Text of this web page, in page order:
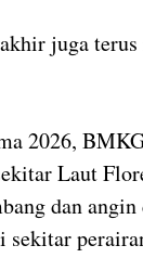
juga
2026,
Laut
dan
sekitar